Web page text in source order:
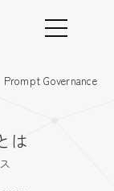
Prompt Governance
は